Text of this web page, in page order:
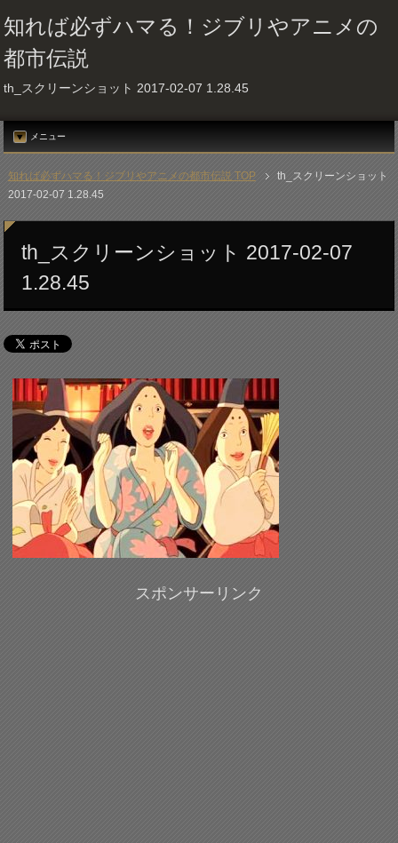
知れば必ずハマる！ジブリやアニメの
都市伝説
th_スクリーンショット 2017-02-07 1.28.45
メニュー
知れば必ずハマる！ジブリやアニメの都市伝説 TOP
th_スクリーンショット
2017-02-07 1.28.45
th_スクリーンショット 2017-02-07
1.28.45
スポンサーリンク